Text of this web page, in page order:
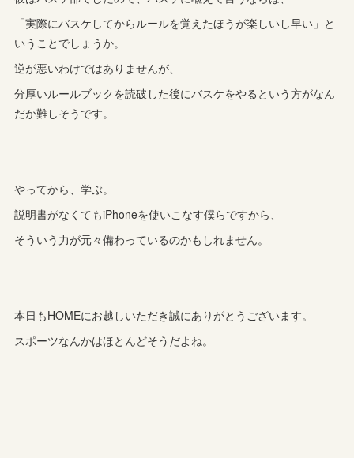
「実際にバスケしてからルールを覚えたほうが楽しいし早い」と
いうことでしょうか。
逆が悪いわけではありませんが、
分厚いルールブックを読破した後にバスケをやるという方がなん
だか難しそうです。
やってから、学ぶ。
説明書がなくてもiPhoneを使いこなす僕らですから、
そういう力が元々備わっているのかもしれません。
本日もHOMEにお越しいただき誠にありがとうございます。
スポーツなんかはほとんどそうだよね。